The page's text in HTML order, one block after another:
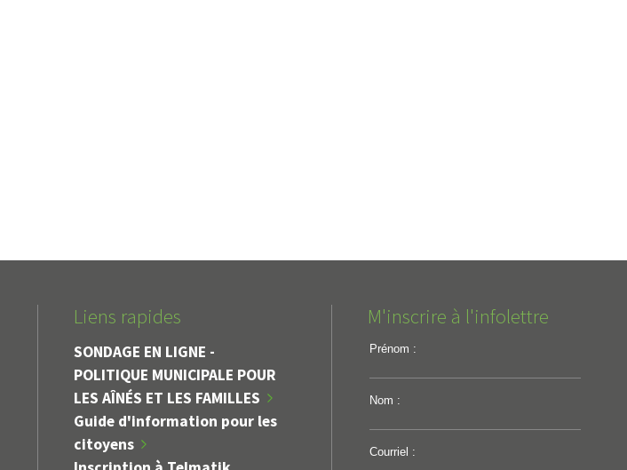
Liens rapides
SONDAGE EN LIGNE -
POLITIQUE MUNICIPALE POUR
LES AÎNÉS ET LES FAMILLES
Guide d'information pour les
citoyens
M'inscrire à l'infolettre
Prénom :
Nom :
Courriel :